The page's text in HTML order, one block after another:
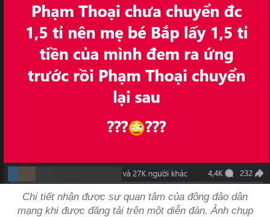
Chi tiết nhận được sự quan tâm của đông đảo dân
mạng khi được đăng tải trên một diễn đàn. Ảnh chụp